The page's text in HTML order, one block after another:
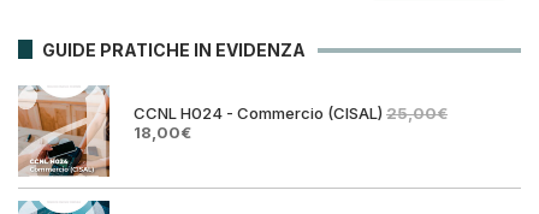
GUIDE PRATICHE IN EVIDENZA
CCNL H024 - Commercio (CISAL) 25,00€
Il
era:
18,00€Il
è: